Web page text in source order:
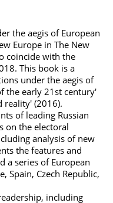
the aegis of European
Europe in The New
coincide with the
This book is a
under the aegis of
the early 21st century'
reality' (2016).
of leading Russian
on the electoral
analysis of new
the features and
a series of European
Spain, Czech Republic,
including